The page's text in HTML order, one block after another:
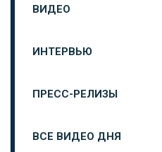
ВИДЕО
ИНТЕРВЬЮ
ПРЕСС-РЕЛИЗЫ
ВСЕ ВИДЕО ДНЯ